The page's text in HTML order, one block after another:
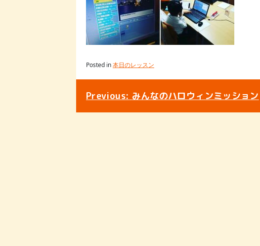
Posted in本日のレッスン
投
稿
Previous: みんなのハロウィンミッション